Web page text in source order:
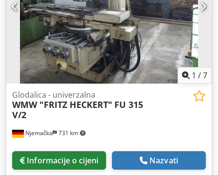
1 /7
Njemačka 731 km
Glodalica - univerzalna
WMW "FRITZ HECKERT" FU 315
V/2
Informacije o cijeni Nazvati